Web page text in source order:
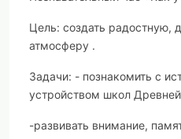
Цель: создать радостную,
атмосферу .
Задачи: - познакомить с
устройством школ
-развивать внимание,